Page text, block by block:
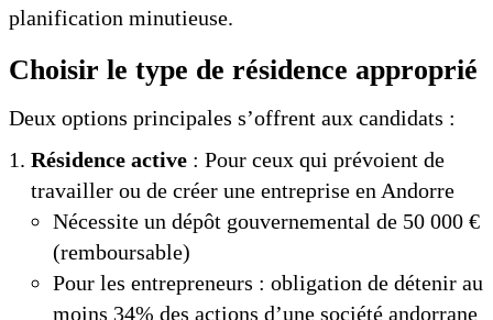
planification minutieuse.
Choisir le type de résidence approprié
Deux options principales s’offrent aux candidats :
Résidence active: Pour ceux qui prévoient de
travailler ou de créer une entreprise en Andorre
Nécessite un dépôt gouvernemental de 50 000 €
(remboursable)
Pour les entrepreneurs : obligation de détenir au
moins 34% des actions d’une société andorrane